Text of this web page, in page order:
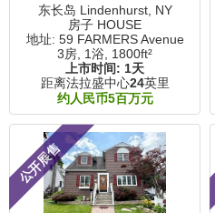
东长岛 Lindenhurst, NY
房子 HOUSE
地址: 59 FARMERS Avenue
3房, 1浴, 1800ft²
上市时间: 1天
距离法拉盛中心24英里
约人民币5百万元
公开展售